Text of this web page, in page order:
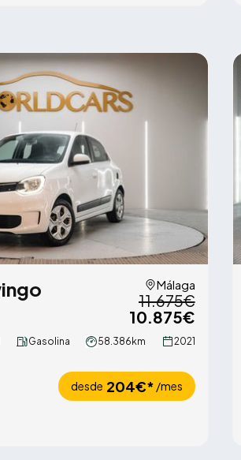
Málaga
11.675€
10.875€
Gasolina 58.386km 2021
desde 204€* /mes